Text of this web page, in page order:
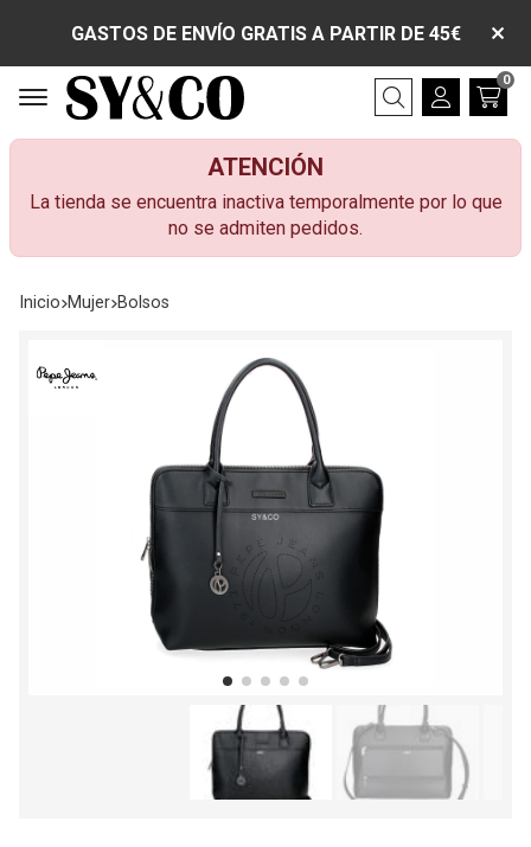
GASTOS DE ENVÍO GRATIS A PARTIR DE 45€
Buscar
0
ATENCIÓN
La tienda se encuentra inactiva temporalmente por lo que
no se admiten pedidos.
Inicio mujer bolsos